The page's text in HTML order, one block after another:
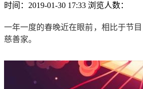
时间：2019-01-30 17:33 浏览人数：
一年一度的春晚近在眼前，相比于节
慈善家。